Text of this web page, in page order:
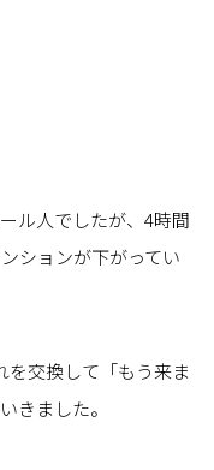
ル人でしたが、4時間
ションが下がってい
を交換して「もう来ま
きました。